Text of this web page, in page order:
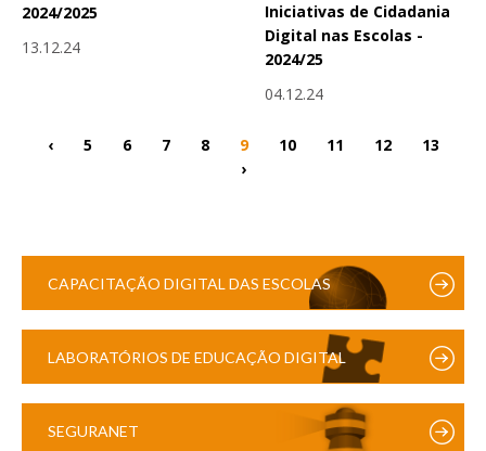
2024/2025
13.12.24
Iniciativas de Cidadania
Digital nas Escolas -
2024/25
04.12.24
‹ 5 6 7 8 9 10 11 12
13
›
CAPACITAÇÃO DIGITAL DAS ESCOLAS
LABORATÓRIOS DE EDUCAÇÃO DIGITAL
SEGURANET